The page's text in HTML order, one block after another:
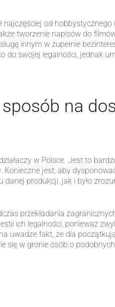
najczęściej od
tworzenie napisów do
innym w zupełnie
swojej legalności, jednak
na
w Polsce. Jest to
jest, aby
produkcji, jak i było
przekładania
ich legalności, ponieważ
uwadze fakt, że dla
się w gronie osób o